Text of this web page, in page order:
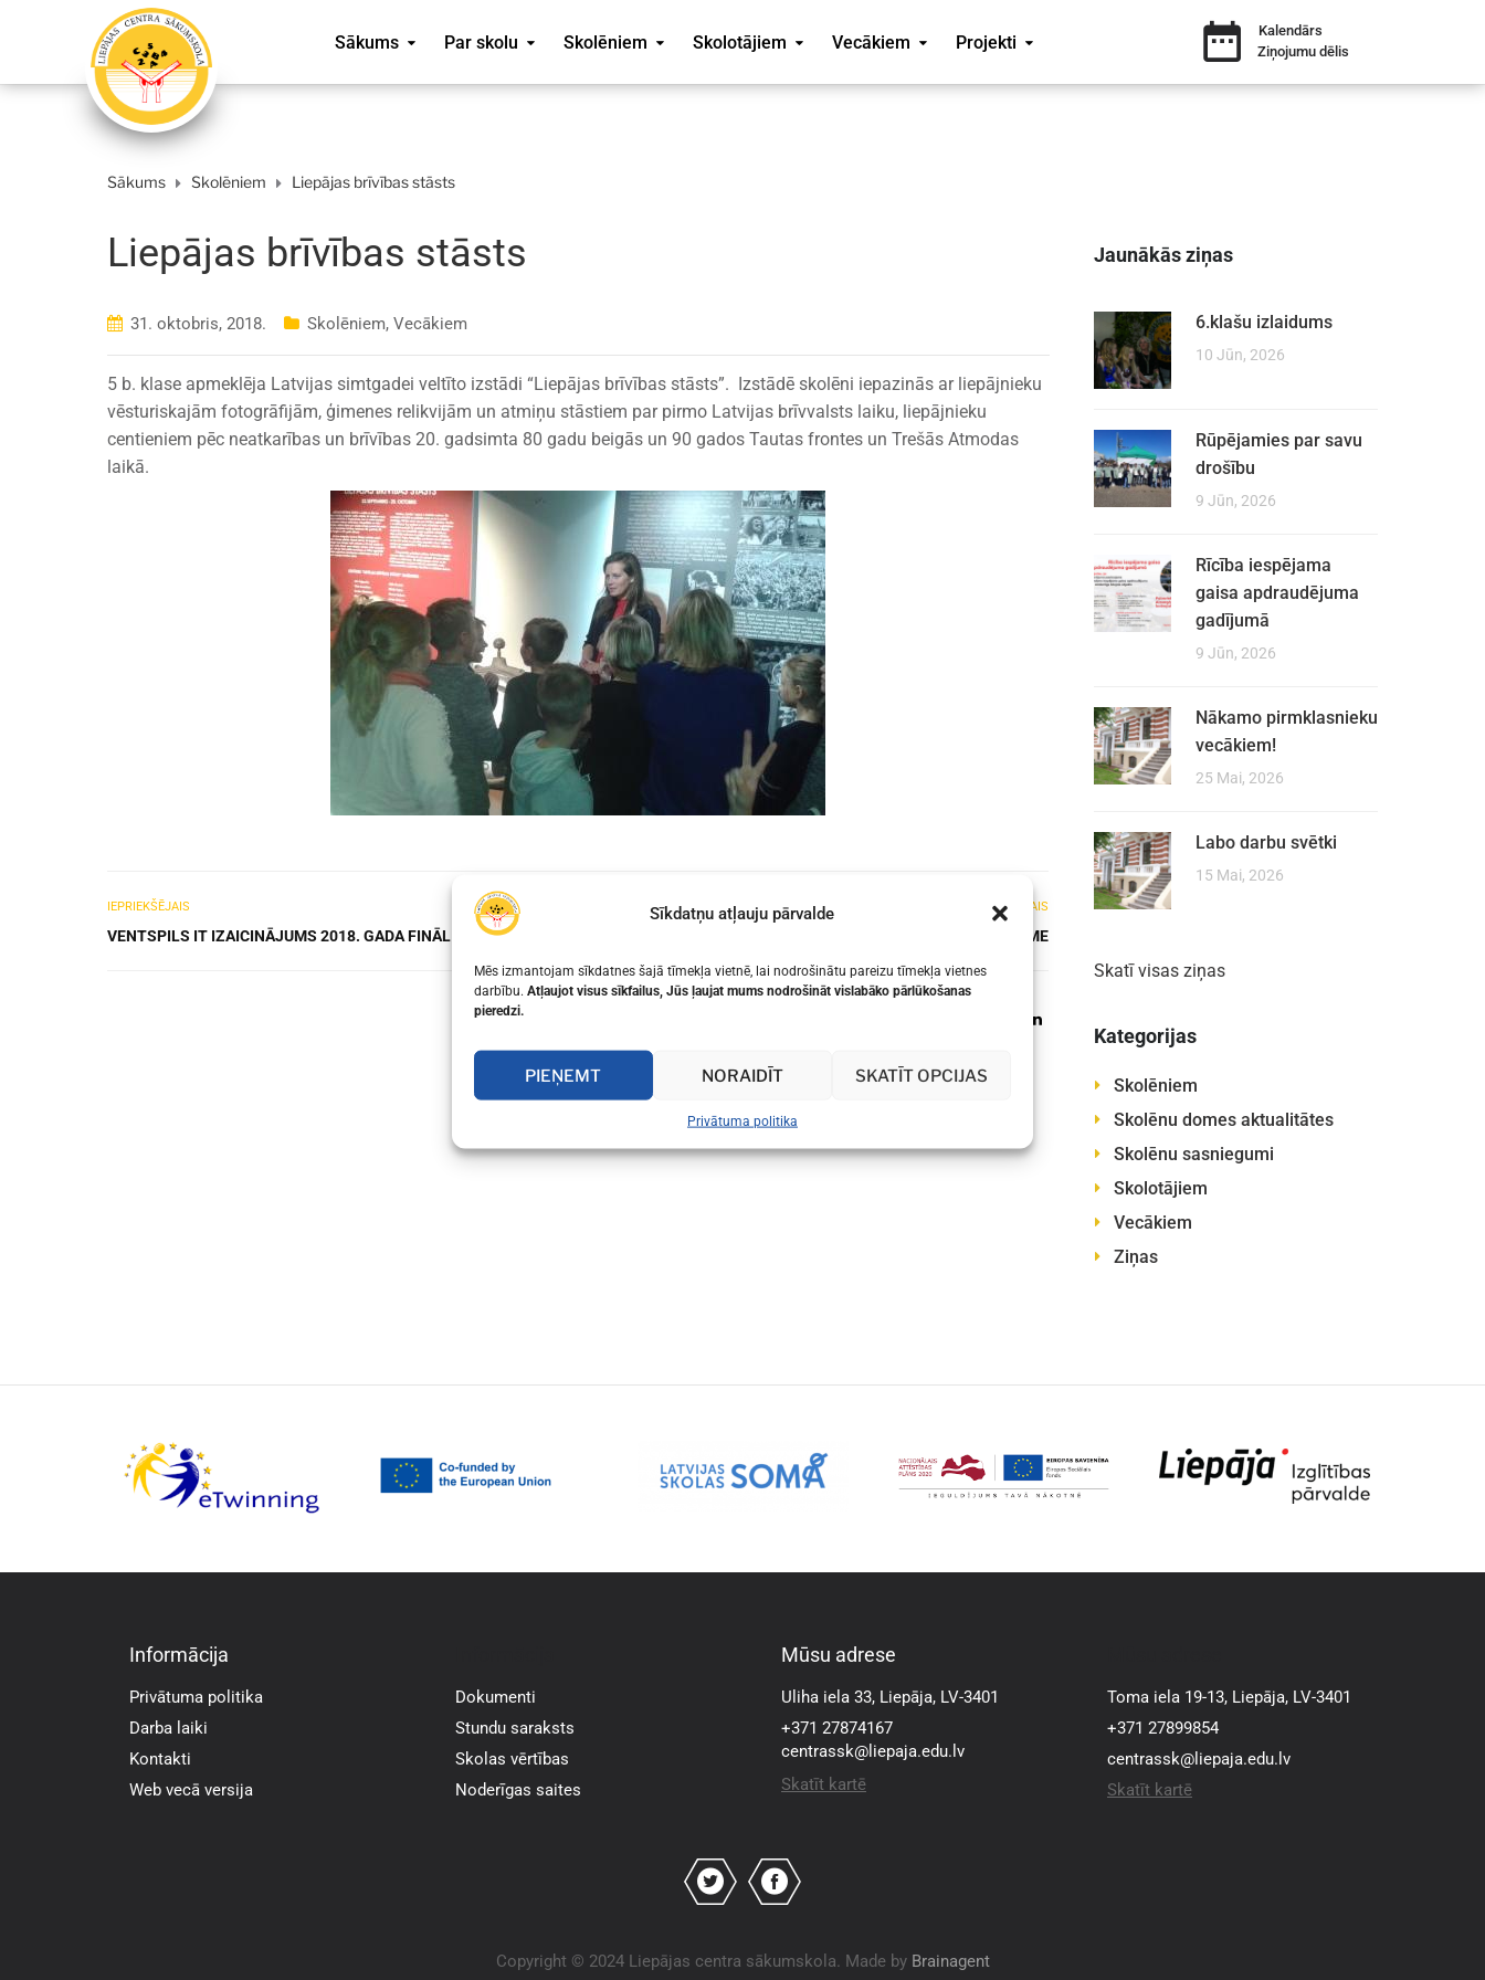
Sīkdatņu atļauju pārvalde
Mēs izmantojam sīkdatnes šajā tīmekļa vietnē, lai nodrošinātu pareizu tīmekļa vietnes
darbību. Atļaujot visus sīkfailus, Jūs ļaujat mums nodrošināt vislabāko pārlūkošanas
pieredzi.
PIEŅEMT NORAIDĪT SKATĪT OPCIJAS
Privātuma politika
Sākums Par skolu Skolēniem Skolotājiem Vecākiem Projekti
Kalendārs
Ziņojumu dēlis
Sākums Skolēniem Liepājas brīvības stāsts
Liepājas brīvības stāsts
31. oktobris, 2018. Skolēniem, Vecākiem
5 b. klase apmeklēja Latvijas simtgadei veltīto izstādi “Liepājas brīvības stāsts”. Izstādē skolēni iepazinās ar liepājnieku
vēsturiskajām fotogrāfijām, ģimenes relikvijām un atmiņu stāstiem par pirmo Latvijas brīvvalsts laiku, liepājnieku
centieniem pēc neatkarības un brīvības 20. gadsimta 80 gadu beigās un 90 gados Tautas frontes un Trešās Atmodas
laikā.
IEPRIEKŠĒJAIS
VENTSPILS IT IZAICINĀJUMS 2018. GADA FINĀLISTI!
NĀKAMAIS
SKAISTA MANA TĒVU ZEME
Jaunākās ziņas
6.klašu izlaidums
10 Jūn, 2026
Rūpējamies par savu
drošību
9 Jūn, 2026
Rīcība iespējama
gaisa apdraudējuma
gadījumā
9 Jūn, 2026
Nākamo pirmklasnieku
vecākiem!
25 Mai, 2026
Labo darbu svētki
15 Mai, 2026
Skatī visas ziņas
Kategorijas
Skolēniem
Skolēnu domes aktualitātes
Skolēnu sasniegumi
Skolotājiem
Vecākiem
Ziņas
Informācija
Privātuma politika
Darba laiki
Kontakti
Web vecā versija
Dokumenti
Stundu saraksts
Skolas vērtības
Noderīgas saites
Mūsu adrese
Uliha iela 33, Liepāja, LV-3401
+371 27874167
centrassk@liepaja.edu.lv
Skatīt kartē
Toma iela 19-13, Liepāja, LV-3401
+371 27899854
centrassk@liepaja.edu.lv
Skatīt kartē
Copyright © 2024 Liepājas centra sākumskola. Made by Brainagent